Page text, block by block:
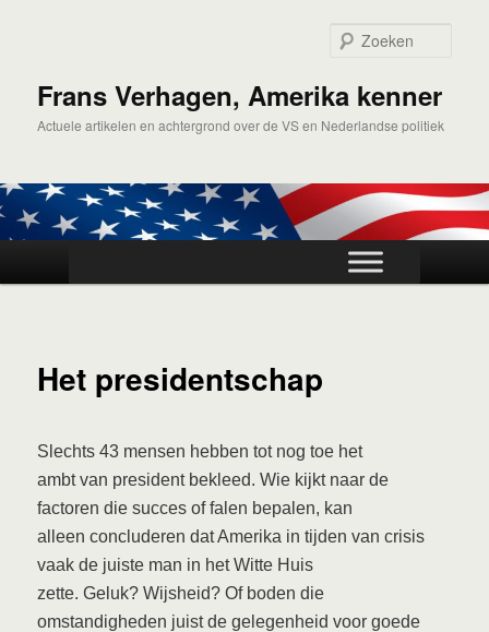
inhoudFrans Verhagen, Amerika kenner
Actuele artikelen en achtergrond over de VS en Nederlandse politiek
Het presidentschap
Slechts 43 mensen hebben tot nog toe het
ambt van president bekleed. Wie kijkt naar de
factoren die succes of falen bepalen, kan
alleen concluderen dat Amerika in tijden van crisis
vaak de juiste man in het Witte Huis
zette. Geluk? Wijsheid? Of boden die
omstandigheden juist de gelegenheid voor goede